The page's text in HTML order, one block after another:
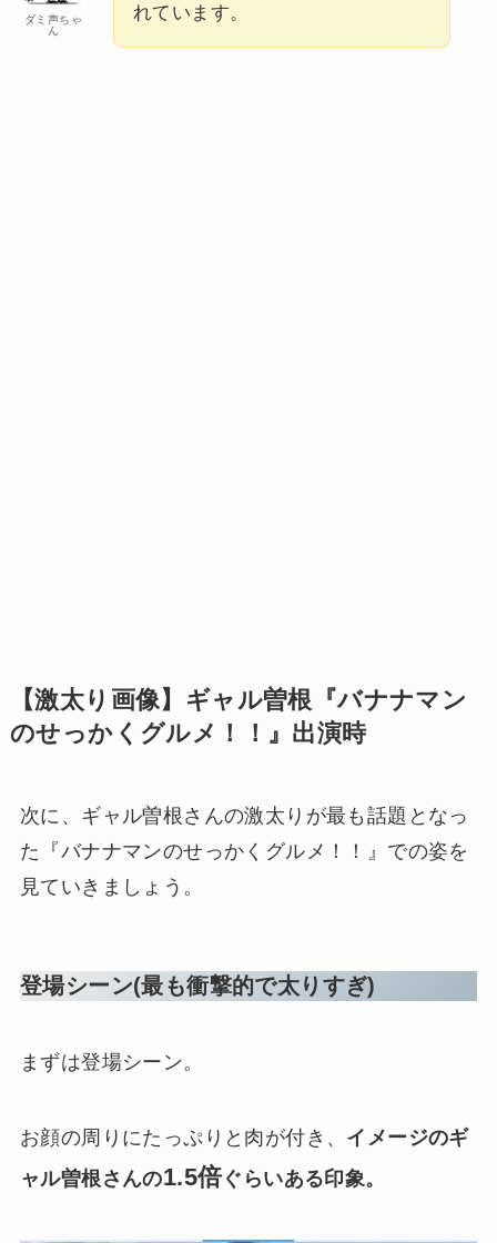
ダミ声ちゃ
ん
れています。
【激太り画像】ギャル曽根『バナナマン
のせっかくグルメ！！』出演時
次に、ギャル曽根さんの激太りが最も話題となっ
た『バナナマンのせっかくグルメ！！』での姿を
見ていきましょう。
登場シーン(最も衝撃的で太りすぎ)
まずは登場シーン。
お顔の周りにたっぷりと肉が付き、 イメージのギ
ャル曽根さんの1.5倍ぐらいある印象。